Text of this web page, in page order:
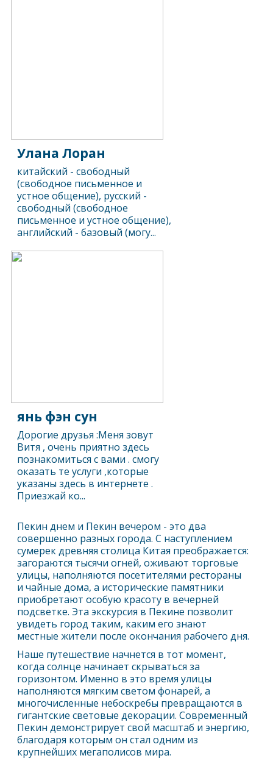
Пекин днем и Пекин вечером - это два
совершенно разных города. С наступлением
сумерек древняя столица Китая преображается:
загораются тысячи огней, оживают торговые
улицы, наполняются посетителями рестораны
и чайные дома, а исторические памятники
приобретают особую красоту в вечерней
подсветке. Эта экскурсия в Пекине позволит
увидеть город таким, каким его знают
местные жители после окончания рабочего дня.
Наше путешествие начнется в тот момент,
когда солнце начинает скрываться за
горизонтом. Именно в это время улицы
наполняются мягким светом фонарей, а
многочисленные небоскребы превращаются в
гигантские световые декорации. Современный
Пекин демонстрирует свой масштаб и энергию,
благодаря которым он стал одним из
крупнейших мегаполисов мира.
Улана Лоран
китайский - свободный
(свободное письменное и
устное общение), русский -
свободный (свободное
письменное и устное общение),
английский - базовый (могу...
янь фэн сун
Дорогие друзья :Меня зовут
Витя , очень приятно здесь
познакомиться с вами . смогу
оказать те услуги ,которые
указаны здесь в интернете .
Приезжай ко...